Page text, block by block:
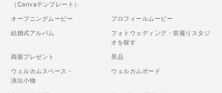
（Canvaテンプレート）
オープニングムービー
プロフィールムービー
結婚式アルバム
フォトウェディング・前撮りスタジ
オを探す
両親プレゼント
景品
ウェルカムスペース・
演出小物
ウェルカムボード